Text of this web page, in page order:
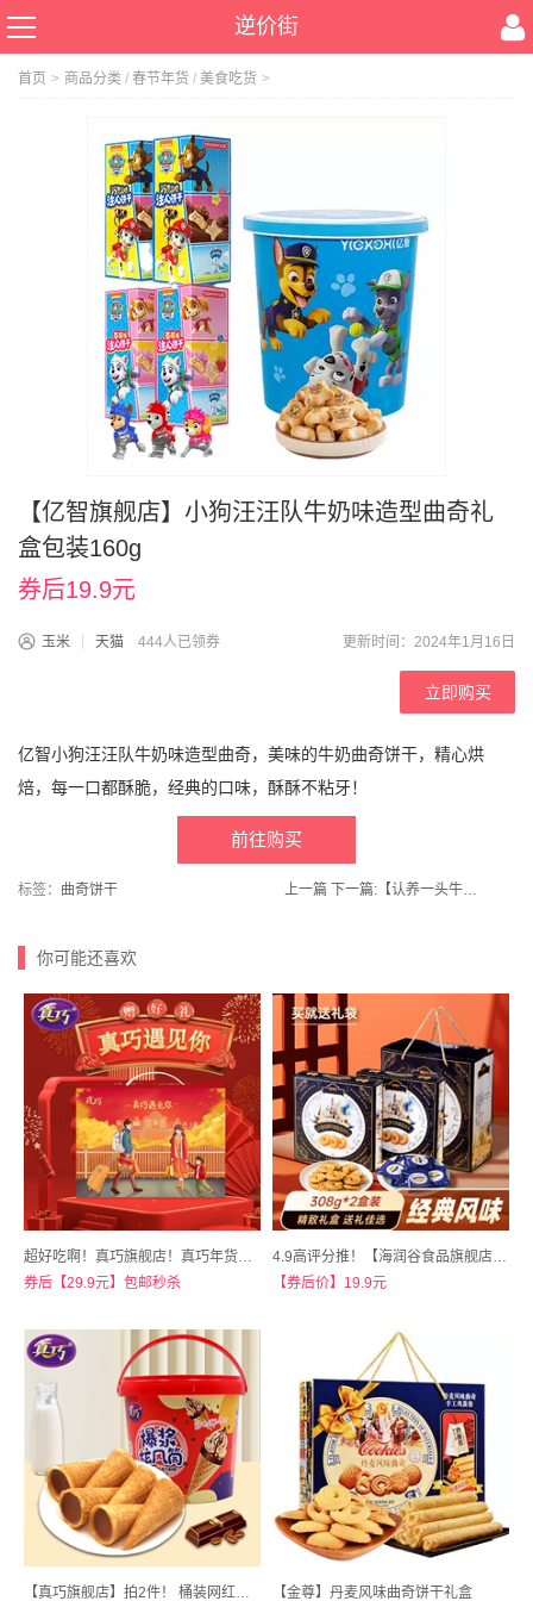
逆价街
首页 > 商品分类 / 春节年货 / 美食吃货 >
【亿智旗舰店】小狗汪汪队牛奶味造型曲奇礼
盒包装160g
券后19.9元
玉米 天猫 444人已领券 更新时间：2024年1月16日
立即购买
亿智小狗汪汪队牛奶味造型曲奇，美味的牛奶曲奇饼干，精心烘
焙，每一口都酥脆，经典的口味，酥酥不粘牙！
前往购买
标签： 曲奇饼干 上一篇 下一篇: 【认养一头牛旗舰店】A2β-酪蛋白纯牛奶250ml*10盒*2箱
你可能还喜欢
超好吃啊！真巧旗舰店！真巧年货礼盒700g
券后【29.9元】包邮秒杀
4.9高评分推！【海润谷食品旗舰店】丹麦皇家风味曲奇饼干礼盒
【券后价】19.9元
【真巧旗舰店】拍2件！ 桶装网红夹心巧克力爆浆曲奇148gx2桶 【金尊】丹麦风味曲奇饼干礼盒